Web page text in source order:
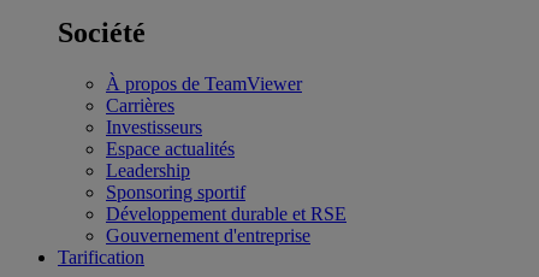
Société
À propos de TeamViewer
Carrières
Investisseurs
Espace actualités
Leadership
Sponsoring sportif
Développement durable et RSE
Gouvernement d'entreprise
Tarification